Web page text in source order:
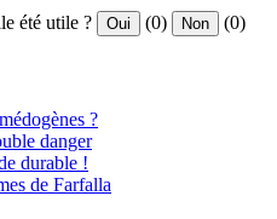
été utile ? Oui (0) Non (0)
?
danger
durable !
de Farfalla